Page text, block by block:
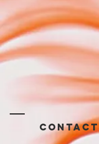
Contact